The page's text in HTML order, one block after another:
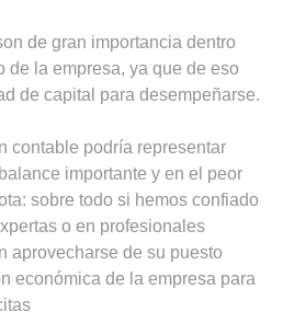
de gran importancia dentro
de la empresa, ya que de eso
de capital para desempeñarse.
contable podría representar
importante y en el peor
sobre todo si hemos confiado
o en profesionales
aprovecharse de su puesto
económica de la empresa para